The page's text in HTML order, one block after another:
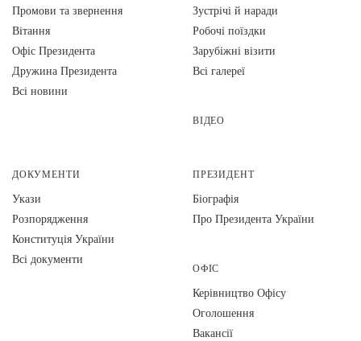
Промови та звернення
Вiтання
Офіс Президента
Дружина Президента
Всі новини
Зустрічі й наради
Робочі поїздки
Зарубіжні візити
Всі галереї
ВІДЕО
ДОКУМЕНТИ
Укази
Розпорядження
Конституція України
Всі документи
ПРЕЗИДЕНТ
Біографія
Про Президента України
ОФІС
Керівництво Офісу
Оголошення
Вакансії